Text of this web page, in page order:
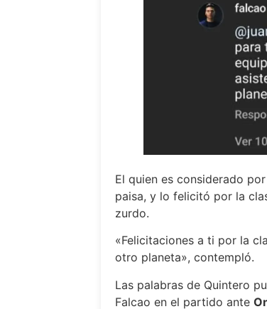
El quien es considerado
paisa, y lo felicitó por la
zurdo.
«Felicitaciones a ti por la
otro planeta», contempló.
Las palabras de Quintero
Falcao en el partido ante